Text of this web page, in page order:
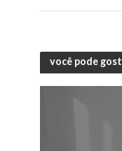
você pode